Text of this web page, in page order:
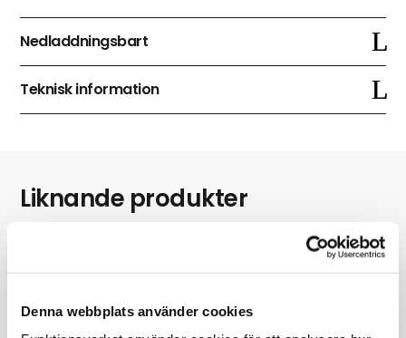
Denna webbplats använder cookies
Nedladdningsbart
Teknisk information
Liknande produkter
samtalsapparat
Time Timer Twist